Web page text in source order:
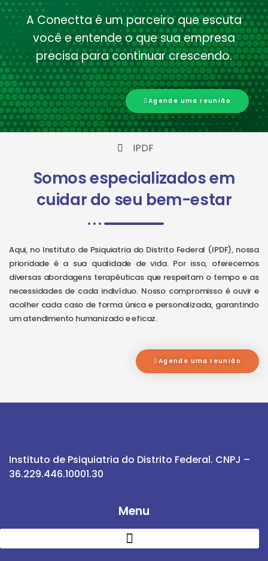
A Conectta é um parceiro que escuta
você e entende o que sua empresa
precisa para continuar crescendo.
Agende uma reunião
IPDF
Somos especializados em
cuidar do seu bem-estar
Aqui, no Instituto de Psiquiatria do Distrito Federal (IPDF), nossa
prioridade é a sua qualidade de vida. Por isso, oferecemos
diversas abordagens terapêuticas que respeitam o tempo e as
necessidades de cada indivíduo. Nosso compromisso é ouvir e
acolher cada caso de forma única e personalizada, garantindo
um atendimento humanizado e eficaz.
Agende uma reunião
Instituto de Psiquiatria do Distrito Federal. CNPJ –
36.229.446.10001.30
Menu